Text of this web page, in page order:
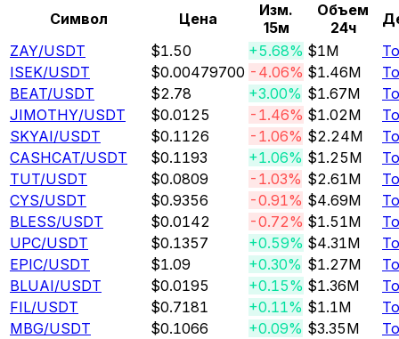
Символ
Цена
Изм.
15м
Объем
24ч
ZAY/USDT $1.50 +5.68% $1M
ISEK/USDT $0.00479700 -4.06% $1.46M
BEAT/USDT $2.78 +3.00% $1.67M
JIMOTHY/USDT $0.0125 -1.46% $1.02M
SKYAI/USDT $0.1126 -1.06% $2.24M
CASHCAT/USDT $0.1193 +1.06% $1.25M
TUT/USDT $0.0809 -1.03% $2.61M
CYS/USDT $0.9356 -0.91% $4.69M
BLESS/USDT $0.0142 -0.72% $1.51M
UPC/USDT $0.1357 +0.59% $4.31M
EPIC/USDT $1.09 +0.30% $1.27M
BLUAI/USDT $0.0195 +0.15% $1.36M
FIL/USDT $0.7181 +0.11% $1.1M
MBG/USDT $0.1066 +0.09% $3.35M